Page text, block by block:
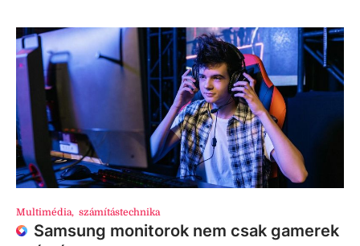
Multimédia, számítástechnika
Samsung monitorok nem csak gamerek